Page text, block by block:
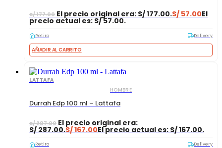
S/177.00 El precio original era: S/ 177.00.S/ 57.00El
precio actual es: S/ 57.00.
Retiro Delivery
AÑADIR AL CARRITO
LATTAFA
HOMBRE
Durrah Edp 100 ml – Lattafa
S/287.00 El precio original era:
S/ 287.00.S/167.00El precio actual es: S/ 167.00.
Retiro Delivery